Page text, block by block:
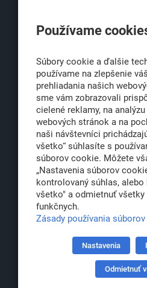
+421 2 54
Copyright:
Všetky práva
Právna
Používame
Súbory cookie a ďalšie
používame na zlepšenie
prehliadania našich
sme vám zobrazovali
cielené reklamy, na
webových stránok a na
naši návštevníci
všetko“ súhlasíte s
súborov cookie. Môžete
„Nastavenia súborov
kontrolovaný súhlas,
všetko" a odmietnuť
funkčnych.
Zásady používania
Nastavenia
Odmietnuť